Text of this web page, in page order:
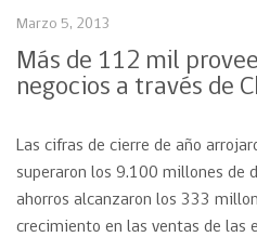
Marzo 5, 2013
Más de 112 mil
negocios a través de
Las cifras de cierre de año
superaron los 9.100 millones de
ahorros alcanzaron los 333
crecimiento en las ventas de las